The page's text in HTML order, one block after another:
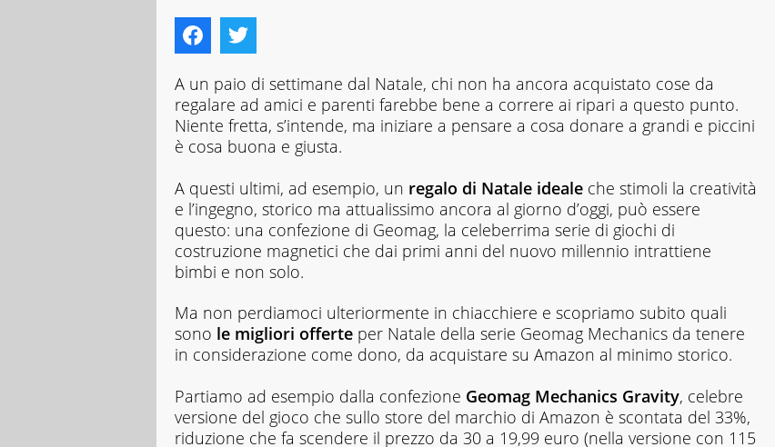
A un paio di settimane dal Natale, chi non ha ancora acquistato cose da
regalare ad amici e parenti farebbe bene a correre ai ripari a questo punto.
Niente fretta, s’intende, ma iniziare a pensare a cosa donare a grandi e piccini
è cosa buona e giusta.
A questi ultimi, ad esempio, un regalo di Natale ideale che stimoli la creatività
e l’ingegno, storico ma attualissimo ancora al giorno d’oggi, può essere
questo: una confezione di Geomag, la celeberrima serie di giochi di
costruzione magnetici che dai primi anni del nuovo millennio intrattiene
bimbi e non solo.
Ma non perdiamoci ulteriormente in chiacchiere e scopriamo subito quali
sono le migliori offerte per Natale della serie Geomag Mechanics da tenere
in considerazione come dono, da acquistare su Amazon al minimo storico.
Partiamo ad esempio dalla confezione Geomag Mechanics Gravity, celebre
versione del gioco che sullo store del marchio di Amazon è scontata del 33%,
riduzione che fa scendere il prezzo da 30 a 19,99 euro (nella versione con 115